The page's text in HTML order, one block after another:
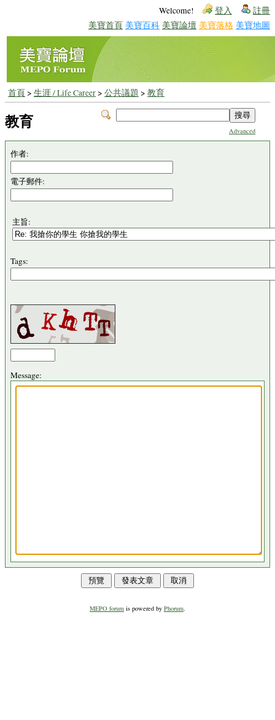
Welcome! 登入 註冊
美寶首頁 美寶百科 美寶論壇 美寶落格 美寶地圖
首頁> 生涯 / Life Career> 公共議題 > 教育
Advanced
教育
作者:
電子郵件:
主旨:
Tags:
Message:
MEPO forum is powered by Phorum.